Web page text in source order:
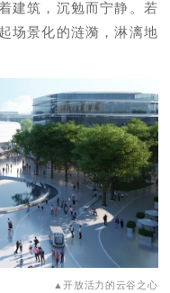
建筑，沉勉而宁静。若
场景化的涟漪，淋漓地
▲开放活力的云谷之心